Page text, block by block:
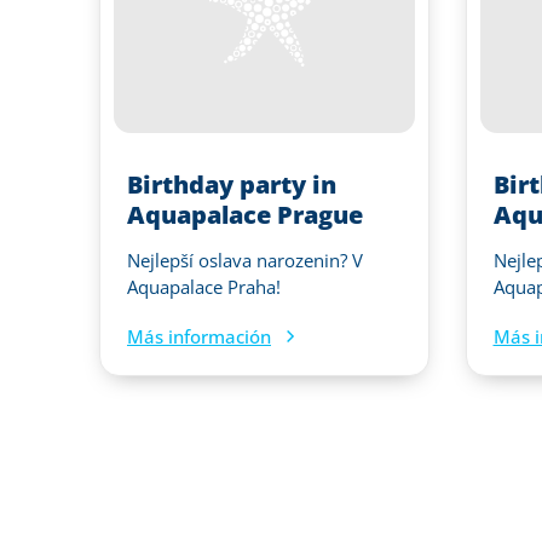
Birthday party in
Aquapalace Prague
Nejlepší oslava narozenin? V
Aquapalace Praha!
Más información Más